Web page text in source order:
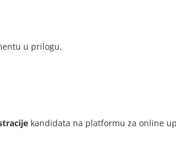
u prilogu.
kandidata na platformu za online